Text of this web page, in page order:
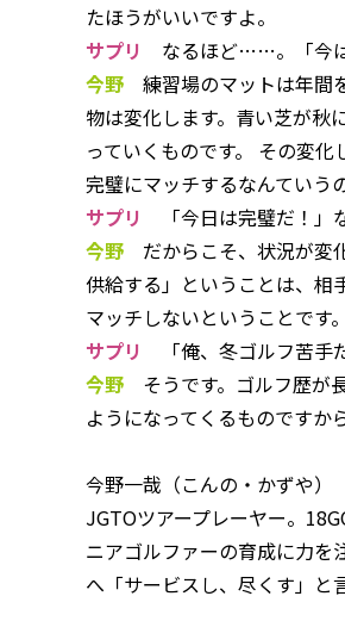
たほうがいいですよ。
サプリ
なるほど……。「今は
今野 練習場のマットは年間
物は変化します。青い芝が秋
っていくものです。 その変
完璧にマッチするなんていう
サプリ
「今日は完璧だ！」
今野 だからこそ、状況が変
供給する」ということは、相
マッチしないということです。
サプリ
「俺、冬ゴルフ苦手
今野 そうです。ゴルフ歴が
ようになってくるものですか
今野一哉（こんの・かずや）
JGTOツアープレーヤー。
ニアゴルファーの育成に力を
へ「サービスし、尽くす」と